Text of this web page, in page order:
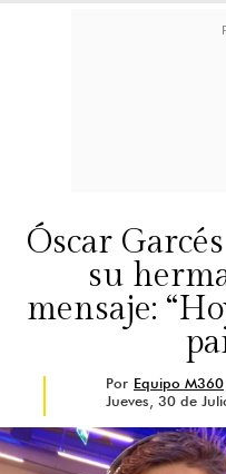
Óscar
su
mensaje:
Por Equipo M360
Jueves, 30 de